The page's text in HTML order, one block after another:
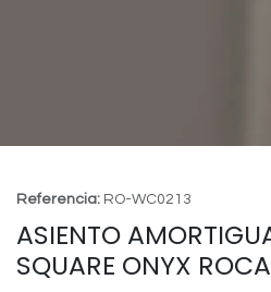
Referencia: RO-WC0213
ASIENTO
SQUARE ONYX ROCA